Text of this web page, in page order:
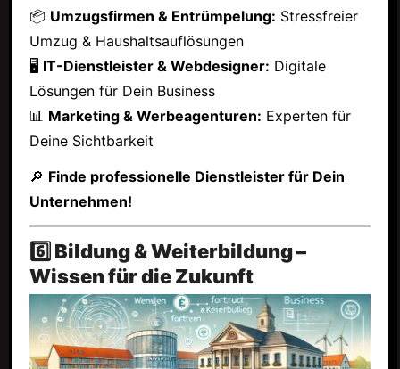
📦 Umzugsfirmen & Entrümpelung: Stressfreier
Umzug & Haushaltsauflösungen
🖥 IT-Dienstleister & Webdesigner: Digitale
Lösungen für Dein Business
📊 Marketing & Werbeagenturen: Experten für
Deine Sichtbarkeit
🔎 Finde professionelle Dienstleister für Dein
Unternehmen!
6️⃣ Bildung & Weiterbildung –
Wissen für die Zukunft